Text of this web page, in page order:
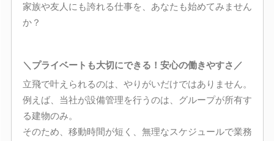
家族や友人にも誇れる仕事を、あなたも始めてみません
か？
＼プライベートも大切にできる！安心の働きやすさ／
立飛で叶えられるのは、やりがいだけではありません。
例えば、当社が設備管理を行うのは、グループが所有す
る建物のみ。
そのため、移動時間が短く、無理なスケジュールで業務